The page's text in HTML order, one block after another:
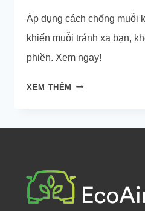
Áp dụng cách chống muỗi
khiến muỗi tránh xa bạn,
phiền. Xem ngay!
XEM THÊM BẬT
CHỐNG
ĐI
LỊCH